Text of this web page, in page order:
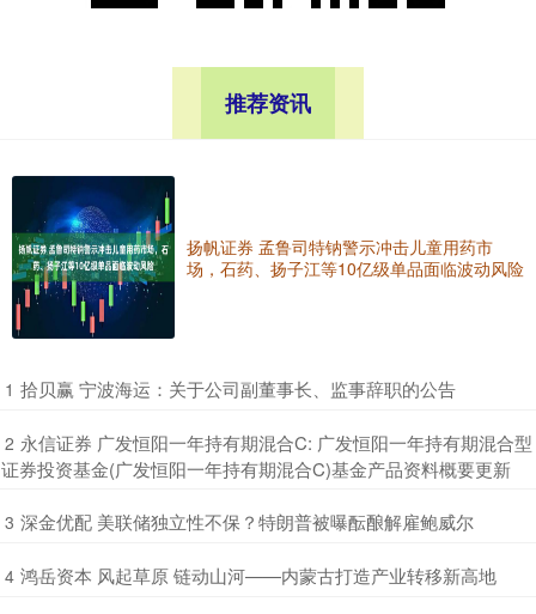
推荐资讯
扬帆证券 孟鲁司特钠警示冲击儿童用药市
场，石药、扬子江等10亿级单品面临波动风险
1 ​拾贝赢 宁波海运：关于公司副董事长、监事辞职的公告
2 ​永信证券 广发恒阳一年持有期混合C: 广发恒阳一年持有期混合型
证券投资基金(广发恒阳一年持有期混合C)基金产品资料概要更新
3 ​深金优配 美联储独立性不保？特朗普被曝酝酿解雇鲍威尔
4 ​鸿岳资本 风起草原 链动山河——内蒙古打造产业转移新高地